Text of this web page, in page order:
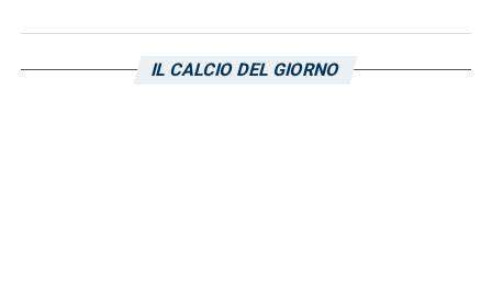
IL CALCIO DEL GIORNO